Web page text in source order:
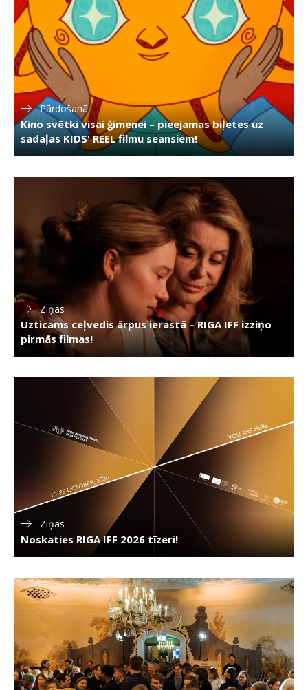
Pārdošanā
Kino svētki visai ģimenei – pieejamas biļetes uz
sadaļas KIDS' REEL filmu seansiem!
Ziņas
Uzticams ceļvedis ārpus ierastā – RIGA IFF izziņo
pirmās filmas!
Ziņas
Noskaties RIGA IFF 2026 tīzeri!